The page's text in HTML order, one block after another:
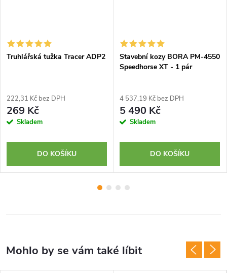
Truhlářská tužka Tracer ADP2
222,31 Kč bez DPH
269 Kč
Skladem
DO KOŠÍKU
Stavební kozy BORA PM-4550
Speedhorse XT - 1 pár
4 537,19 Kč bez DPH
5 490 Kč
Skladem
DO KOŠÍKU